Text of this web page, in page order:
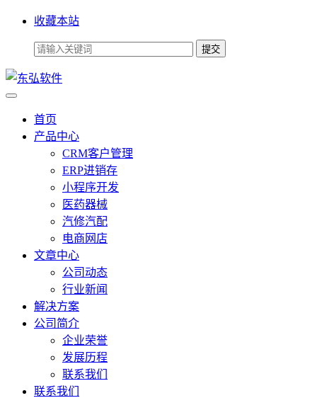
收藏本站
首页
产品中心
CRM客户管理
ERP进销存
小程序开发
医药器械
汽修汽配
电商网店
文章中心
公司动态
行业新闻
解决方案
公司简介
企业荣誉
发展历程
联系我们
联系我们